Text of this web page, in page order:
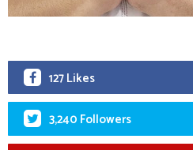
127 Likes
3,240 Followers